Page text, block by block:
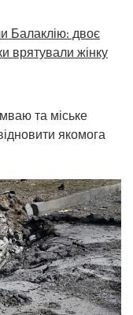
Балаклію: двоє
врятували жінку
та міське
якомога